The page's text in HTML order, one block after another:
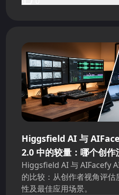
Higgsfield AI 与
2.0 中的较量：哪个创作
Higgsfield AI 与 AIFacefy
的比较：从创作者视角评
性及最佳应用场景。